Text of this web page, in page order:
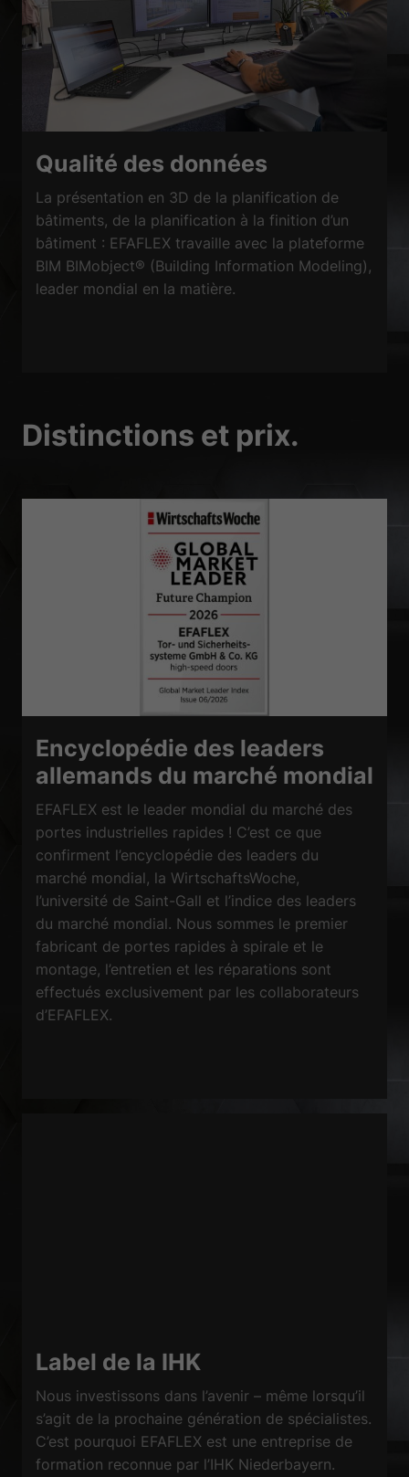
Qualité des données
La présentation en 3D de la planification de
bâtiments, de la planification à la finition d’un
bâtiment : EFAFLEX travaille avec la plateforme
BIM BIMobject® (Building Information Modeling),
leader mondial en la matière.
Distinctions et prix.
Encyclopédie des leaders
allemands du marché mondial
EFAFLEX est le leader mondial du marché des
portes industrielles rapides ! C’est ce que
confirment l’encyclopédie des leaders du
marché mondial, la WirtschaftsWoche,
l’université de Saint-Gall et l’indice des leaders
du marché mondial. Nous sommes le premier
fabricant de portes rapides à spirale et le
montage, l’entretien et les réparations sont
effectués exclusivement par les collaborateurs
d’EFAFLEX.
Label de la IHK
Nous investissons dans l’avenir – même lorsqu’il
s’agit de la prochaine génération de spécialistes.
C’est pourquoi EFAFLEX est une entreprise de
formation reconnue par l’IHK Niederbayern.